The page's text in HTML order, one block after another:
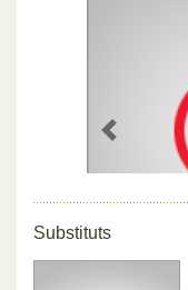
Previous
Substituts